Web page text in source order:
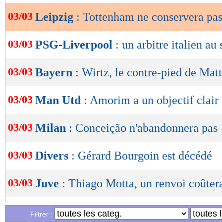
OK
03/03 Leipzig : Tottenham ne conservera
03/03 PSG-Liverpool : un arbitre italien au
03/03 Bayern : Wirtz, le contre-pied de
03/03 Man Utd : Amorim a un objectif clair
03/03 Milan : Conceição n'abandonnera pas
03/03 Divers : Gérard Bourgoin est décédé
03/03 Juve : Thiago Motta, un renvoi
03/03 VIDEO: encore un but pour Neymar
Filtrer :